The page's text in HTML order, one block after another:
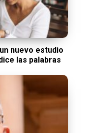
nuevo estudio
las palabras